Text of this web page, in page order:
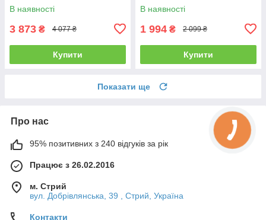
В наявності
3 873 ₴ 4 077 ₴
Купити
В наявності
1 994 ₴ 2 099 ₴
Купити
Показати ще
Про нас
95% позитивних з 240 відгуків за рік
Працює з 26.02.2016
м. Стрий
вул. Добрівлянська, 39 , Стрий, Україна
Контакти